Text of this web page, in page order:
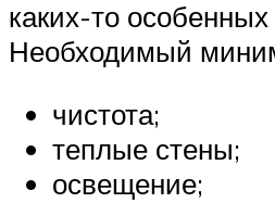
каких-то
Необходимый
чистота;
теплые стены;
освещение;